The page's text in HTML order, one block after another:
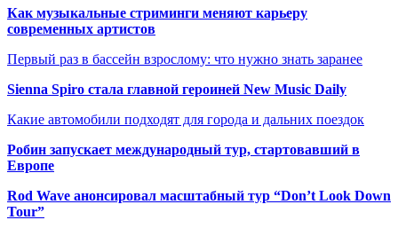
Как музыкальные стриминги меняют карьеру
современных артистов
Первый раз в бассейн взрослому: что нужно знать заранее
Sienna Spiro стала главной героиней New Music Daily
Какие автомобили подходят для города и дальних поездок
Робин запускает международный тур, стартовавший в
Европе
Rod Wave анонсировал масштабный тур “Don’t Look Down
Tour”